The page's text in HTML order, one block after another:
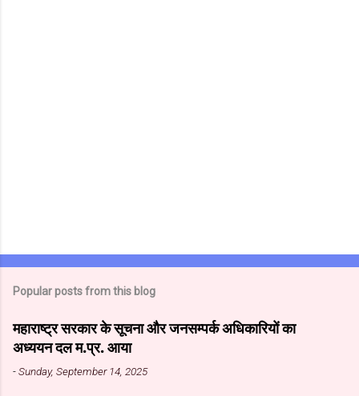
Popular posts from this blog
महाराष्ट्र सरकार के सूचना और जनसम्पर्क अधिकारियों का
अध्ययन दल म.प्र. आया
-Sunday, September 14, 2025